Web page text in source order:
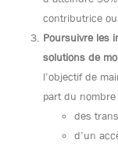
contributrice
Poursuivre les
solutions de
l’objectif de
part du
des
d’un